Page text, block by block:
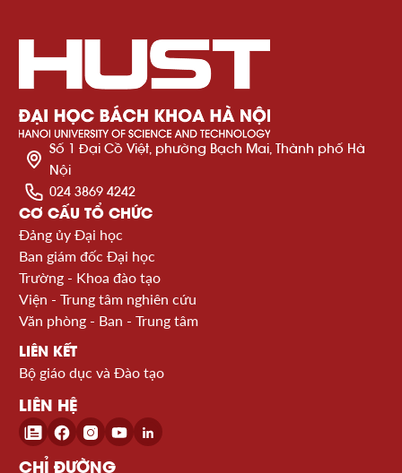
Số 1 Đại Cồ Việt, phường Bạch Mai, Thành phố Hà
Nội
024 3869 4242
CƠ CẤU TỔ CHỨC
Đảng ủy Đại học
Ban giám đốc Đại học
Trường - Khoa đào tạo
Viện - Trung tâm nghiên cứu
Văn phòng - Ban - Trung tâm
LIÊN KẾT
Bộ giáo dục và Đào tạo
LIÊN HỆ
CHỈ ĐƯỜNG